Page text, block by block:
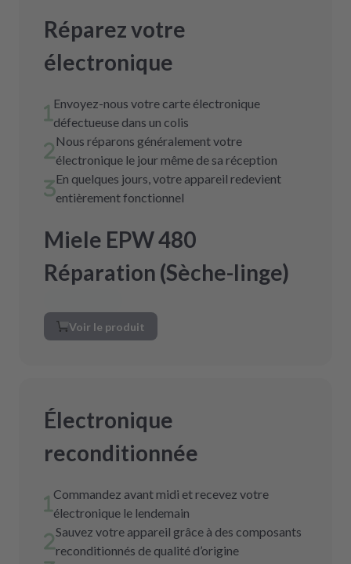
Réparez votre
électronique
Envoyez-nous votre carte électronique
défectueuse dans un colis
Nous réparons généralement votre
électronique le jour même de sa réception
En quelques jours, votre appareil redevient
entièrement fonctionnel
Miele EPW 480
Réparation (Sèche-linge)
Voir le produit
Électronique
reconditionnée
Commandez avant midi et recevez votre
électronique le lendemain
Sauvez votre appareil grâce à des composants
reconditionnés de qualité d’origine